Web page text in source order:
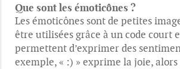
Que sont les émoticônes ?
Les émoticônes sont de petites
être utilisées grâce à un code court
permettent d’exprimer des
exemple, « :) » exprime la joie,